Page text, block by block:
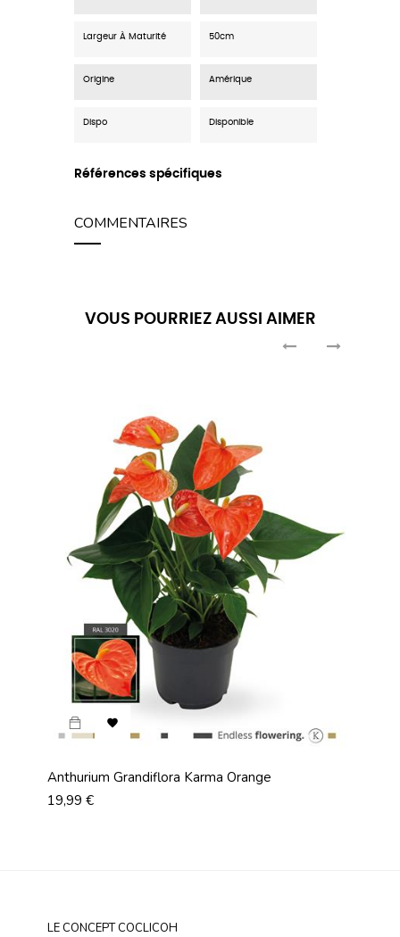
Largeur À Maturité 50cm
Origine Amérique
Dispo Disponible
Références spécifiques
COMMENTAIRES
VOUS POURRIEZ AUSSI AIMER

Anthurium Grandiflora Karma Orange
Prix
19,99 €
LE CONCEPT COCLICOH